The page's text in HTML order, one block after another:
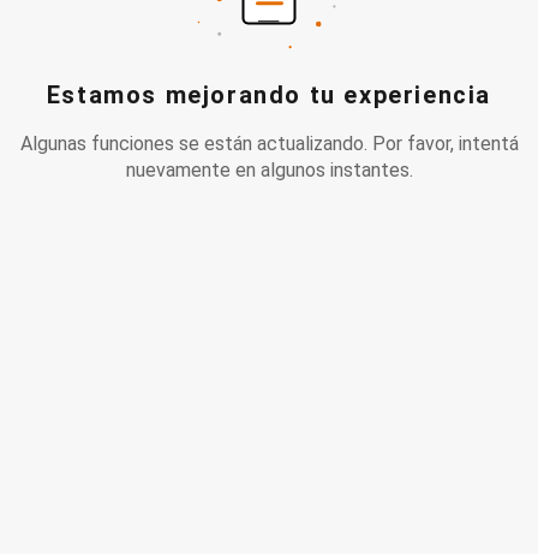
Estamos mejorando tu experiencia
Algunas funciones se están actualizando. Por favor, intentá
nuevamente en algunos instantes.